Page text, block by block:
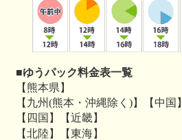
■ゆうパック料金表一覧
【熊本県】
【九州(熊本・沖縄除く)】【中国】
【四国】【近畿】
【北陸】【東海】